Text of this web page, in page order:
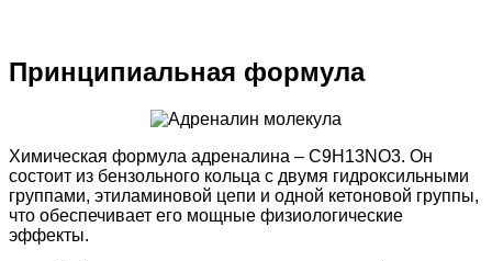
Принципиальная формула
Химическая формула адреналина – C9H13NO3. Он
состоит из бензольного кольца с двумя гидроксильными
группами, этиламиновой цепи и одной кетоновой группы,
что обеспечивает его мощные физиологические
эффекты.